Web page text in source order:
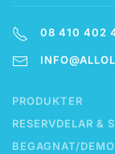
08 410 402
PRODUKTER
RESERVDELAR &
BEGAGNAT/DEMO